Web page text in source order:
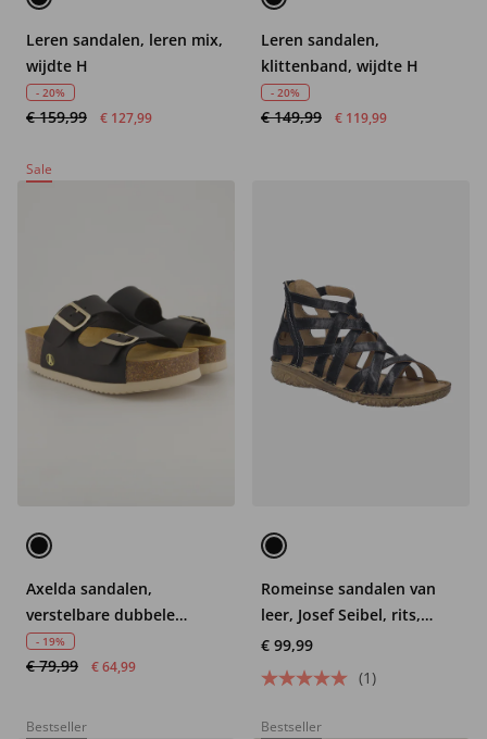
Leren sandalen, leren mix,
wijdte H
- 20%
€ 159,99 € 127,99
Leren sandalen,
klittenband, wijdte H
- 20%
€ 149,99 € 119,99
Sale
Axelda sandalen,
verstelbare dubbele
bandjes, gerecycled
- 19%
€ 79,99 € 64,99
Romeinse sandalen van
leer, Josef Seibel, rits,
comfortabele wijdte
€ 99,99
(1)
Bestseller Bestseller